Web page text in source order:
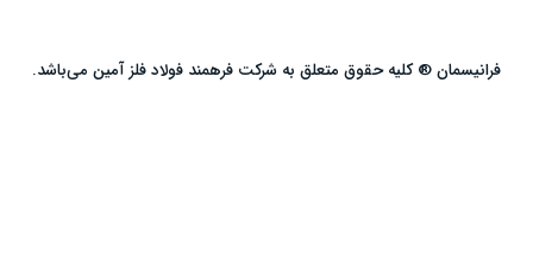
فرانیسمان ® کلیه حقوق متعلق به شرکت فرهمند فولاد فلز آمین می‌باشد.